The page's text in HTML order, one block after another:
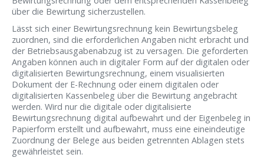
über die Bewirtung sicherzustellen.
Lässt sich einer Bewirtungsrechnung kein Bewirtungsbeleg
zuordnen, sind die erforderlichen Angaben nicht erbracht und
der Betriebsausgabenabzug ist zu versagen. Die geforderten
Angaben können auch in digitaler Form auf der digitalen oder
digitalisierten Bewirtungsrechnung, einem visualisierten
Dokument der E-Rechnung oder einem digitalen oder
digitalisierten Kassenbeleg über die Bewirtung angebracht
werden. Wird nur die digitale oder digitalisierte
Bewirtungsrechnung digital aufbewahrt und der Eigenbeleg in
Papierform erstellt und aufbewahrt, muss eine eineindeutige
Zuordnung der Belege aus beiden getrennten Ablagen stets
gewährleistet sein.